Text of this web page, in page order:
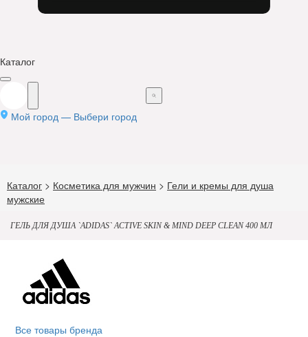
Каталог
Мой город — Выбери город
Каталог > Косметика для мужчин > Гели и кремы для душа
мужские
ГЕЛЬ ДЛЯ ДУША `ADIDAS` ACTIVE SKIN & MIND DEEP CLEAN 400 МЛ
Все товары бренда